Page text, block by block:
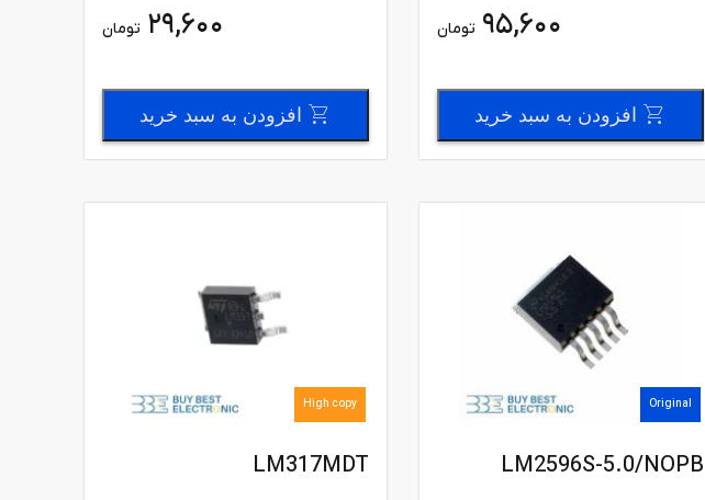
95,600 تومان
افزودن به سبد خرید
29,600 تومان
افزودن به سبد خرید
Original
LM2596S-5.0/NOPB
High copy
LM317MDT